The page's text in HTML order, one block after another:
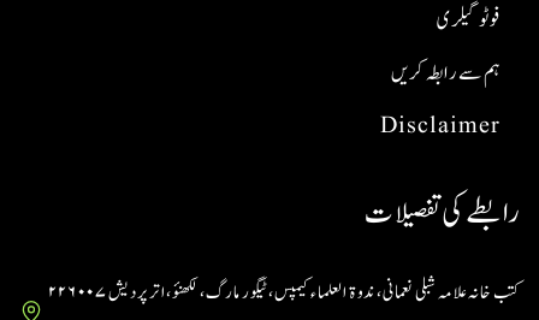
Disclaimer
ہم سے رابطہ کریں
فوٹو گیلری
رابطے کی تفصیلات
کتب خانہ علامہ شبلی نعمانی، ندوۃ العلماء کیمپس، ٹیگور مارگ، لکھنؤ، اتر پردیش ۲۲۶۰۰۷